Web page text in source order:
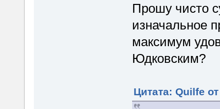
Прошу чисто
изначальное
максимум
Юдковским?
Цитата: Quilfe